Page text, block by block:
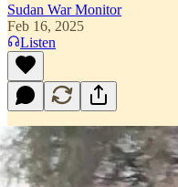
Sudan War Monitor
Feb 16, 2025
Listen